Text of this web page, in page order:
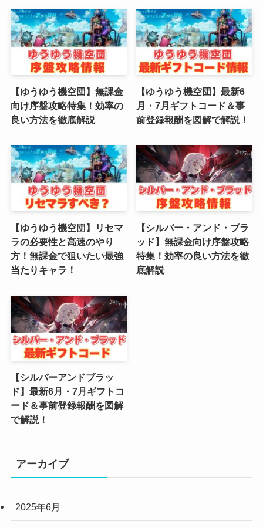
(2)
(4)
(1)
(4)
(6)
(3)
(2)
(5)
(4)
(6)
(5)
【ゆうゆう機空団】無課金
向け序盤攻略特集！効率の
良い方法を徹底解説
【ゆうゆう機空団】最新6
月・7月ギフトコード＆事
前登録報酬を図解で解説！
【ゆうゆう機空団】リセマ
ラの必要性と高速のやり
方！無課金で狙いたい最強
当たりキャラ！
【シルバー・アンド・ブラ
ッド】無課金向け序盤攻略
特集！効率の良い方法を徹
底解説
【シルバーアンドブラッ
ド】最新6月・7月ギフトコ
ード＆事前登録報酬を図解
で解説！
アーカイブ
2025年6月